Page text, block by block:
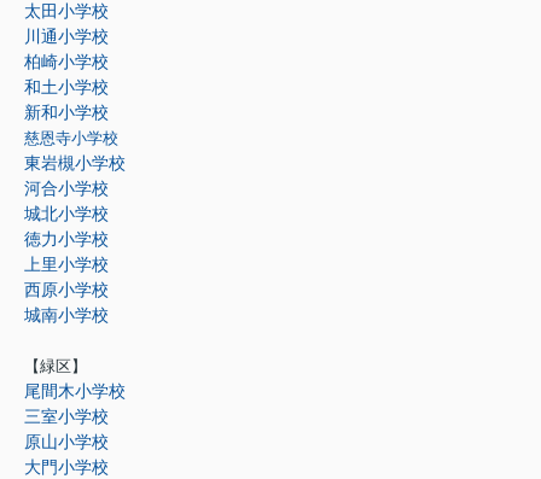
太田小学校
川通小学校
柏崎小学校
和土小学校
新和小学校
慈恩寺小学校
東岩槻小学校
河合小学校
城北小学校
徳力小学校
上里小学校
西原小学校
城南小学校
【緑区】
尾間木小学校
三室小学校
原山小学校
大門小学校